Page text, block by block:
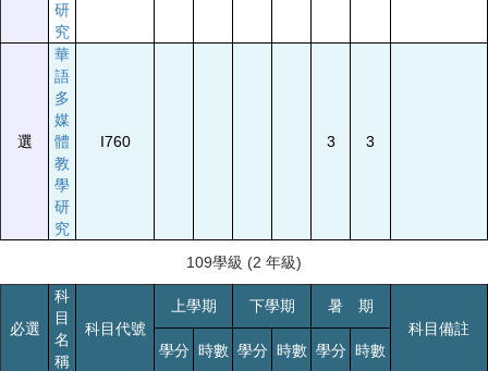
研
究
選
華
語
多
媒
體
教
學
研
究
I760 3 3
109學級 (2 年級)
必選
科
目
名
稱
科目代號
上學期 下學期
暑 期
科目備註
學分 時數 學分 時數 學分 時數